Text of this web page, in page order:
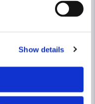
Show details